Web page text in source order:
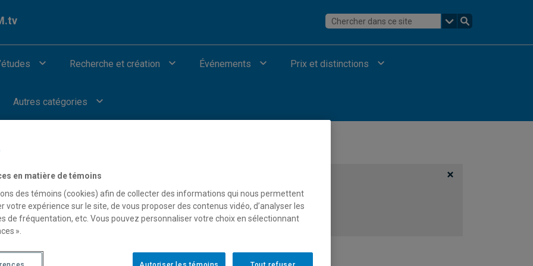
Recherche et création Événements Prix et distinctions
Autres catégories
afficher les vidéos provenant de Youtube.
en matière de témoins
des témoins (cookies) afin de collecter des informations qui nous permettent
votre expérience sur le site, de vous proposer des contenus vidéo, d’analyser les
de fréquentation, etc. Vous pouvez personnaliser votre choix en sélectionnant
».